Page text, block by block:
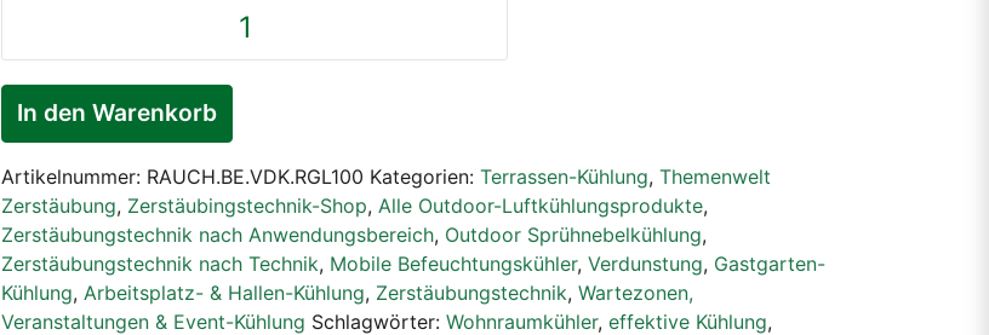
Kompakt
Cool
VDK
Menge
In den Warenkorb
Artikelnummer: RAUCH.BE.VDK.RGL100 Kategorien: Terrassen-Kühlung, Themenwelt
Zerstäubung, Zerstäubingstechnik-Shop, Alle Outdoor-Luftkühlungsprodukte,
Zerstäubungstechnik nach Anwendungsbereich, Outdoor Sprühnebelkühlung,
Zerstäubungstechnik nach Technik, Mobile Befeuchtungskühler, Verdunstung, Gastgarten-
Kühlung, Arbeitsplatz- & Hallen-Kühlung, Zerstäubungstechnik, Wartezonen,
Veranstaltungen & Event-Kühlung Schlagwörter: Wohnraumkühler, effektive Kühlung,